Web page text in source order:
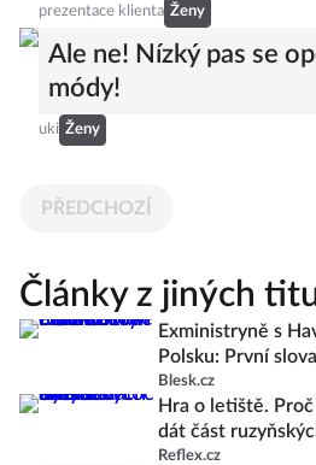
prezentace klienta Ženy
Ale ne! Nízký pas se
módy!
uki Ženy
PŘEDCHOZÍ
Články z jiných
Exministryně s
Polsku: První
Blesk.cz
Hra o letiště.
dát část
Reflex.cz